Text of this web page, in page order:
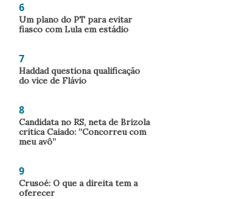
6
Um plano do PT para evitar
fiasco com Lula em estádio
7
Haddad questiona qualificação
do vice de Flávio
8
Candidata no RS, neta de Brizola
critica Caiado: “Concorreu com
meu avô”
9
Crusoé: O que a direita tem a
oferecer